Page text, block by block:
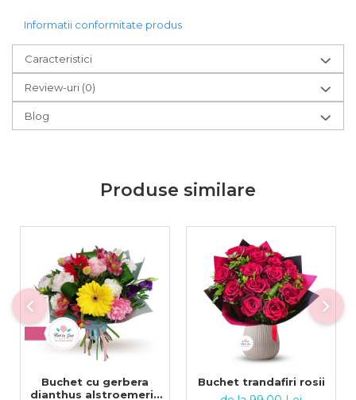
Informatii conformitate produs
Caracteristici
Review-uri (0)
Blog
Produse similare
Buchet cu gerbera
dianthus alstroemeria
Buchet trandafiri rosii